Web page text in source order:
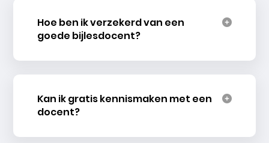
Hoe ben ik verzekerd van een
goede bijlesdocent?
Kan ik gratis kennismaken met een
docent?